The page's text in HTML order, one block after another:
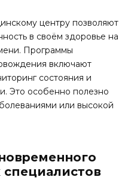
центру позволяют
в своём здоровье на
Программы
включают
состояния и
Это особенно полезно
или высокой
специалистов